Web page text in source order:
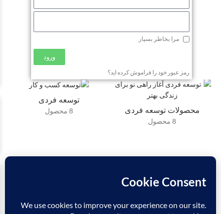
مرا بخاطر بسپار
ورود
رمز عبور خود را فراموش کرده اید؟
محصولات توسعه فردی
8 محصول
توسعه فردی
8 محصول